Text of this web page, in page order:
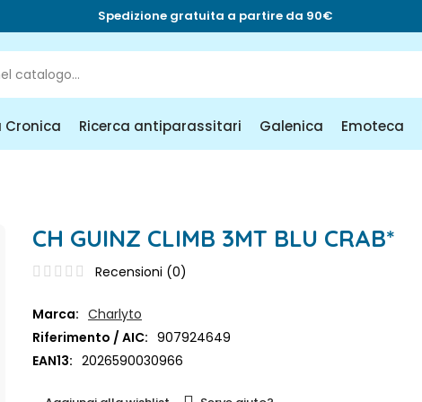
Spedizione gratuita a partire da 90€
Cronica Ricerca antiparassitari Galenica Emoteca
CH GUINZ CLIMB 3MT BLU CRAB*
Recensioni (0)
Marca: Charlyto
Riferimento / AIC: 907924649
EAN13: 2026590030966